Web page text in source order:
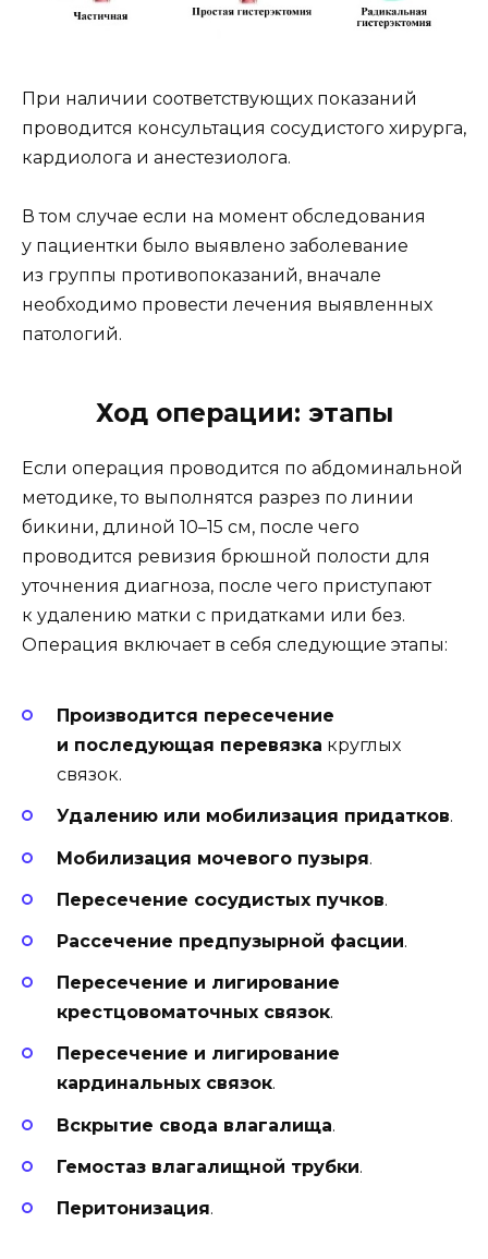
При наличии соответствующих показаний
проводится консультация сосудистого хирурга,
кардиолога и анестезиолога.
В том случае если на момент обследования
у пациентки было выявлено заболевание
из группы противопоказаний, вначале
необходимо провести лечения выявленных
патологий.
Ход операции: этапы
Если операция проводится по абдоминальной
методике, то выполнятся разрез по линии
бикини, длиной 10–15 см, после чего
проводится ревизия брюшной полости для
уточнения диагноза, после чего приступают
к удалению матки с придатками или без.
Операция включает в себя следующие этапы:
Производится пересечение
и последующая перевязка круглых
связок.
Удалению или мобилизация придатков.
Мобилизация мочевого пузыря.
Пересечение сосудистых пучков.
Рассечение предпузырной фасции.
Пересечение и лигирование
крестцовоматочных связок.
Пересечение и лигирование
кардинальных связок.
Вскрытие свода влагалища.
Гемостаз влагалищной трубки.
Перитонизация.